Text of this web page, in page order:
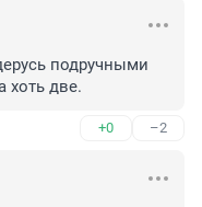
подручными
хоть две.
+0 –2